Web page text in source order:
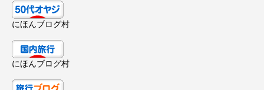
にほんブログ村
にほんブログ村